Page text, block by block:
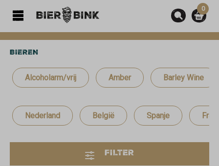
0
BIEREN
Alcoholarm/vrij Amber Barley Wine
Nederland België Spanje
FILTER